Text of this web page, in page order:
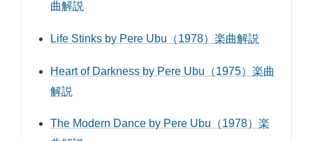
曲解説
Life Stinks by Pere Ubu（1978）楽曲解説
Heart of Darkness by Pere Ubu（1975）楽曲
解説
The Modern Dance by Pere Ubu（1978）楽